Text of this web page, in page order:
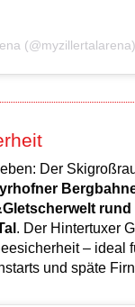
(@myzillertalarena)
Der
rund
. Der Hintertuxer
– ideal
und späte